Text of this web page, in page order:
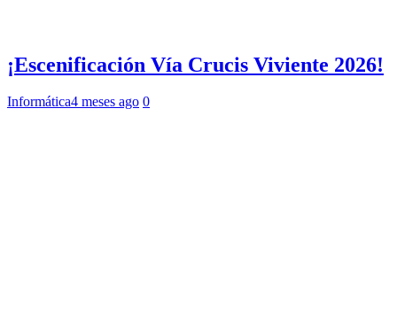
¡Escenificación Vía Crucis Viviente 2026!
Informática4 meses ago 0